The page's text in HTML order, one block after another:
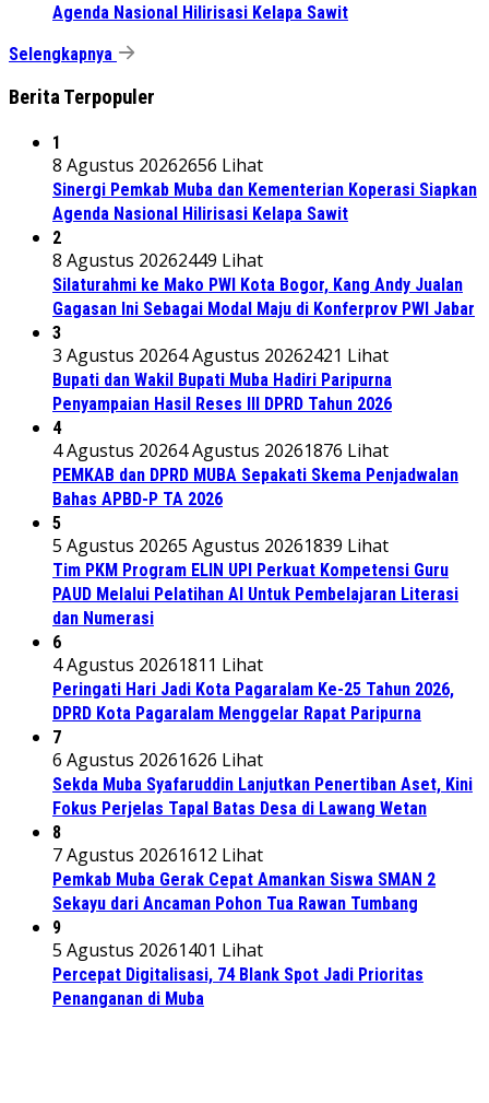
Agenda Nasional Hilirisasi Kelapa Sawit
Selengkapnya
Berita Terpopuler
1
8 Agustus 20262656 Lihat
Sinergi Pemkab Muba dan Kementerian Koperasi Siapkan
Agenda Nasional Hilirisasi Kelapa Sawit
2
8 Agustus 20262449 Lihat
Silaturahmi ke Mako PWI Kota Bogor, Kang Andy Jualan
Gagasan Ini Sebagai Modal Maju di Konferprov PWI Jabar
3
3 Agustus 20264 Agustus 20262421 Lihat
Bupati dan Wakil Bupati Muba Hadiri Paripurna
Penyampaian Hasil Reses III DPRD Tahun 2026
4
4 Agustus 20264 Agustus 20261876 Lihat
PEMKAB dan DPRD MUBA Sepakati Skema Penjadwalan
Bahas APBD-P TA 2026
5
5 Agustus 20265 Agustus 20261839 Lihat
Tim PKM Program ELIN UPI Perkuat Kompetensi Guru
PAUD Melalui Pelatihan AI Untuk Pembelajaran Literasi
dan Numerasi
6
4 Agustus 20261811 Lihat
Peringati Hari Jadi Kota Pagaralam Ke-25 Tahun 2026,
DPRD Kota Pagaralam Menggelar Rapat Paripurna
7
6 Agustus 20261626 Lihat
Sekda Muba Syafaruddin Lanjutkan Penertiban Aset, Kini
Fokus Perjelas Tapal Batas Desa di Lawang Wetan
8
7 Agustus 20261612 Lihat
Pemkab Muba Gerak Cepat Amankan Siswa SMAN 2
Sekayu dari Ancaman Pohon Tua Rawan Tumbang
9
5 Agustus 20261401 Lihat
Percepat Digitalisasi, 74 Blank Spot Jadi Prioritas
Penanganan di Muba